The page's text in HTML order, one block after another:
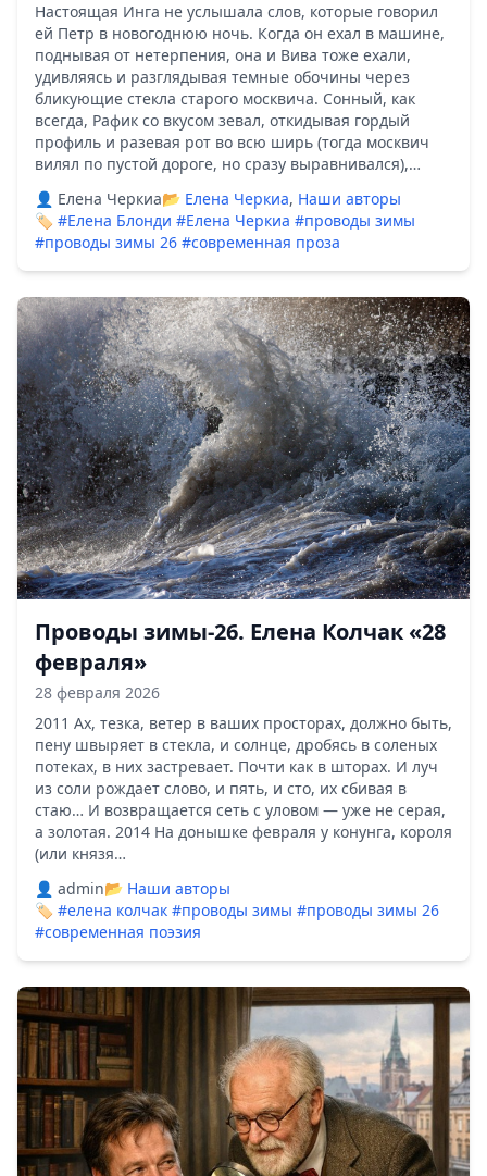
Настоящая Инга не услышала слов, которые говорил
ей Петр в новогоднюю ночь. Когда он ехал в машине,
поднывая от нетерпения, она и Вива тоже ехали,
удивляясь и разглядывая темные обочины через
бликующие стекла старого москвича. Сонный, как
всегда, Рафик со вкусом зевал, откидывая гордый
профиль и разевая рот во всю ширь (тогда москвич
вилял по пустой дороге, но сразу выравнивался),…
👤 Елена Черкиа📂 Елена Черкиа, Наши авторы
🏷️ #Елена Блонди #Елена Черкиа #проводы зимы
#проводы зимы 26 #современная проза
Проводы зимы-26. Елена Колчак «28
февраля»
28 февраля 2026
2011 Ах, тезка, ветер в ваших просторах, должно быть,
пену швыряет в стекла, и солнце, дробясь в соленых
потеках, в них застревает. Почти как в шторах. И луч
из соли рождает слово, и пять, и сто, их сбивая в
стаю… И возвращается сеть с уловом — уже не серая,
а золотая. 2014 На донышке февраля у конунга, короля
(или князя…
👤 admin📂 Наши авторы
🏷️ #елена колчак #проводы зимы #проводы зимы 26
#современная поэзия